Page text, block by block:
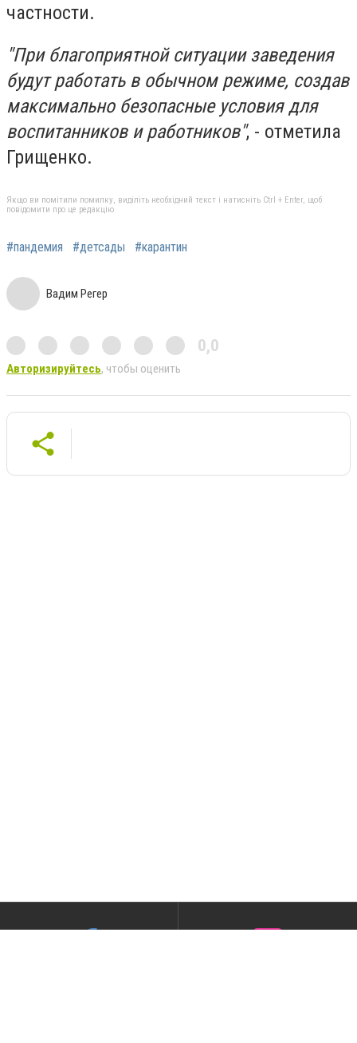
частности.
"При благоприятной ситуации заведения
будут работать в обычном режиме, создав
максимально безопасные условия для
воспитанников и работников", - отметила
Грищенко.
Якщо ви помітили помилку, виділіть необхідний текст і натисніть Ctrl + Enter, щоб
повідомити про це редакцію
#пандемия #детсады #карантин
Вадим Регер
0,0
Авторизируйтесь, чтобы оценить